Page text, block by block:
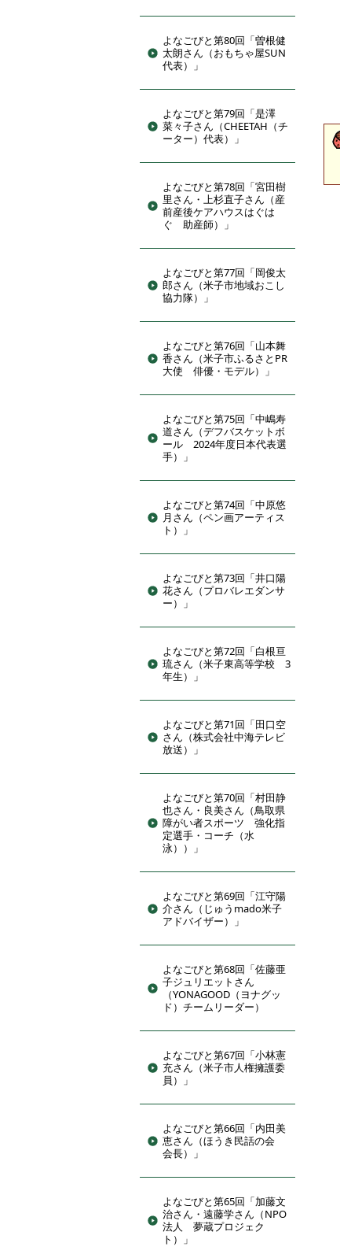
よなごびと第80回「曽根健
太朗さん（おもちゃ屋SUN
代表）」
よなごびと第79回「是澤
菜々子さん（CHEETAH（チ
ーター）代表）」
よなごびと第78回「宮田樹
里さん・上杉直子さん（産
前産後ケアハウスはぐは
ぐ 助産師）」
よなごびと第77回「岡俊太
郎さん（米子市地域おこし
協力隊）」
よなごびと第76回「山本舞
香さん（米子市ふるさとPR
大使 俳優・モデル）」
よなごびと第75回「中嶋寿
道さん（デフバスケットボ
ール 2024年度日本代表選
手）」
よなごびと第74回「中原悠
月さん（ペン画アーティス
ト）」
よなごびと第73回「井口陽
花さん（プロバレエダンサ
ー）」
よなごびと第72回「白根亘
琉さん（米子東高等学校 3
年生）」
よなごびと第71回「田口空
さん（株式会社中海テレビ
放送）」
よなごびと第70回「村田静
也さん・良美さん（鳥取県
障がい者スポーツ 強化指
定選手・コーチ（水
泳））」
よなごびと第69回「江守陽
介さん（じゅうmado米子
アドバイザー）」
よなごびと第68回「佐藤亜
子ジュリエットさん
（YONAGOOD（ヨナグッ
ド）チームリーダー）
よなごびと第67回「小林憲
充さん（米子市人権擁護委
員）」
よなごびと第66回「内田美
恵さん（ほうき民話の会
会長）」
よなごびと第65回「加藤文
治さん・遠藤学さん（NPO
法人 夢蔵プロジェク
ト）」